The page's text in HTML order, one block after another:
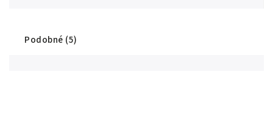
Podobné (5)